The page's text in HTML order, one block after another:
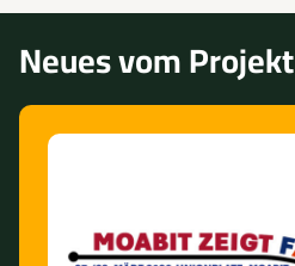
Neues vom Projekt